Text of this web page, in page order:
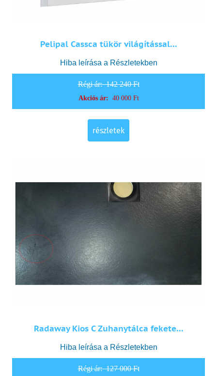
Pelipal Cassca tükör világítással...
Hiba leírása a Részletekben
Régi ár:142 240 Ft
Akciós ár: 40 000 Ft
részletek
Radaway Kios C Zuhanytálca fekete...
Hiba leírása a Részletekben
Régi ár:127 000 Ft